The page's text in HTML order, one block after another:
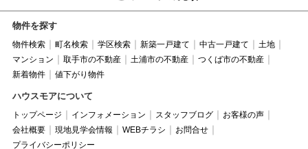
物件を探す
物件検索 町名検索 学区検索 新築一戸建て 中古一戸建て
土地
マンション
取手市の不動産 土浦市の不動産
つくば市の不動産
新着物件
値下がり物件
ハウスモアについて
トップページ インフォメーション スタッフブログ
お客様の声
会社概要
現地見学会情報 WEBチラシ
お問合せ
プライバシーポリシー